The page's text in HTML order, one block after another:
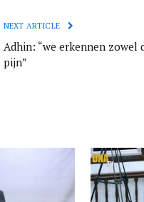
NEXT ARTICLE
Adhin: “we erkennen zowel
pijn”